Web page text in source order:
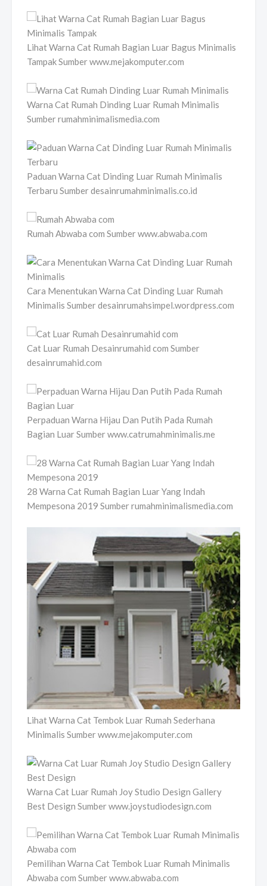
Lihat Warna Cat Rumah Bagian Luar Bagus Minimalis
Tampak Sumber www.mejakomputer.com
Warna Cat Rumah Dinding Luar Rumah Minimalis
Sumber rumahminimalismedia.com
Paduan Warna Cat Dinding Luar Rumah Minimalis
Terbaru Sumber desainrumahminimalis.co.id
Rumah Abwaba com Sumber www.abwaba.com
Cara Menentukan Warna Cat Dinding Luar Rumah
Minimalis Sumber desainrumahsimpel.wordpress.com
Cat Luar Rumah Desainrumahid com Sumber
desainrumahid.com
Perpaduan Warna Hijau Dan Putih Pada Rumah
Bagian Luar Sumber www.catrumahminimalis.me
28 Warna Cat Rumah Bagian Luar Yang Indah
Mempesona 2019 Sumber rumahminimalismedia.com
Lihat Warna Cat Tembok Luar Rumah Sederhana
Minimalis Sumber www.mejakomputer.com
Warna Cat Luar Rumah Joy Studio Design Gallery
Best Design Sumber www.joystudiodesign.com
Pemilihan Warna Cat Tembok Luar Rumah Minimalis
Abwaba com Sumber www.abwaba.com